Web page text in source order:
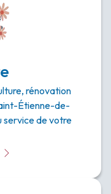
rénovation
Étienne-de-
service de votre